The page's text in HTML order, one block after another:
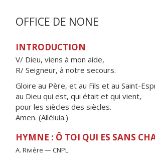
OFFICE DE NONE
INTRODUCTION
V/ Dieu, viens à mon aide,
R/ Seigneur, à notre secours.
Gloire au Père, et au Fils et au Saint-
au Dieu qui est, qui était et qui vient,
pour les siècles des siècles.
Amen. (Alléluia.)
HYMNE : Ô TOI QUI ES SANS
A. Rivière — CNPL